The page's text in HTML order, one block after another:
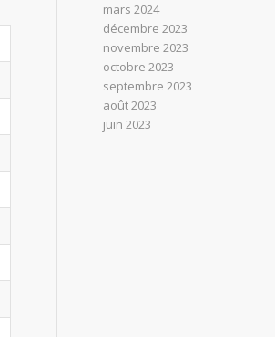
mars 2024
décembre 2023
novembre 2023
octobre 2023
septembre 2023
août 2023
juin 2023